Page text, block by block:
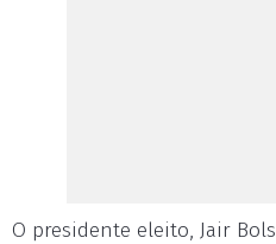
O presidente eleito, Jair